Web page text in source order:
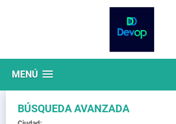
MENÚ
BÚSQUEDA AVANZADA